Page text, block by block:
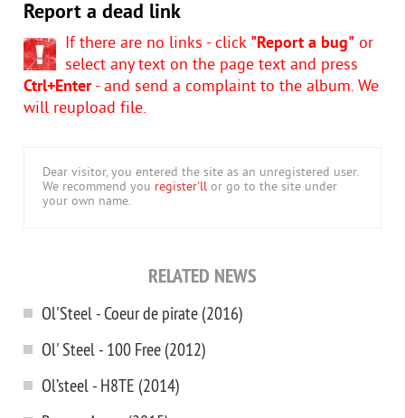
Report a dead link
If there are no links - click "Report a bug" or
select any text on the page text and press
Ctrl+Enter- and send a complaint to the album. We
will reupload file.
Dear visitor, you entered the site as an unregistered user.
We recommend you register'll or go to the site under
your own name.
RELATED NEWS
Ol'Steel - Coeur de pirate (2016)
Ol' Steel - 100 Free (2012)
Ol’steel - H8TE (2014)